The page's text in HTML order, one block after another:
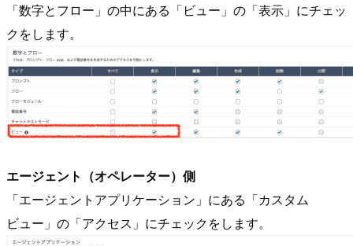
「数字とフロー」の中にある「ビュー」の「表示」にチェッ
クをします。
エージェント（オペレーター）側
「エージェントアプリケーション」にある「カスタム
ビュー」の「アクセス」にチェックをします。